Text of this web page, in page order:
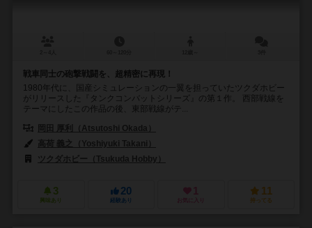
戦車同士の砲撃戦闘を、超精密に再現！
1980年代に、国産シミュレーションの一翼を担っていたツクダホビー
がリリースした『タンクコンバットシリーズ』の第１作。 西部戦線を
テーマにしたこの作品の後、東部戦線がテ...
岡田 厚利（Atsutoshi Okada）
高荷 義之（Yoshiyuki Takani）
ツクダホビー（Tsukuda Hobby）
3
興味あり
20
経験あり
1
お気に入り
11
持ってる